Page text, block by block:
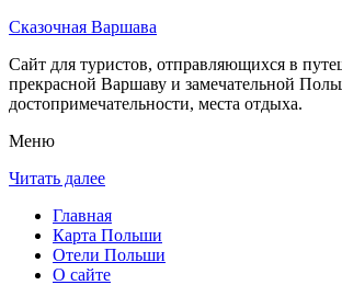
Сказочная Варшава
Сайт для туристов, отправляющихся в
прекрасной Варшаву и замечательной
достопримечательности, места отдыха.
Меню
Читать далее
Главная
Карта Польши
Отели Польши
О сайте